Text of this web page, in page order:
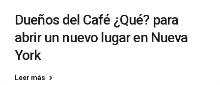
Dueños del Café ¿Qué? para
abrir un nuevo lugar en Nueva
York
Leer más